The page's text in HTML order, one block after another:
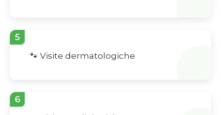
5
🐾 Visite dermatologiche
6